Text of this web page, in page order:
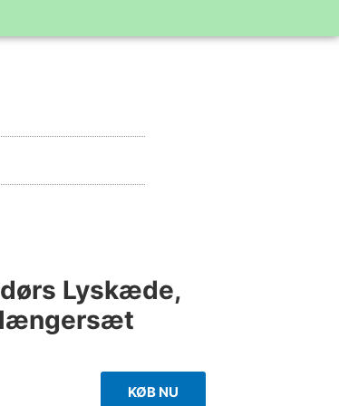
Lyskæde,
KØB NU